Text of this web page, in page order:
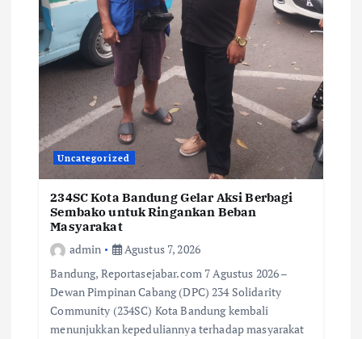
Uncategorized
234SC Kota Bandung Gelar Aksi Berbagi
Sembako untuk Ringankan Beban
Masyarakat
admin
Agustus 7, 2026
Bandung, Reportasejabar.com 7 Agustus 2026 –
Dewan Pimpinan Cabang (DPC) 234 Solidarity
Community (234SC) Kota Bandung kembali
menunjukkan kepeduliannya terhadap masyarakat